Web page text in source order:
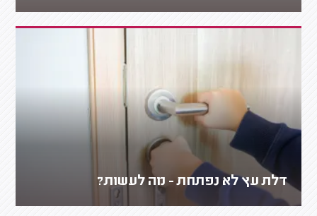
דלת עץ לא נפתחת - מה לעשות?